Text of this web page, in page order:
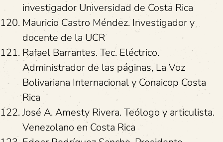
investigador Universidad de Costa Rica
Mauricio Castro Méndez. Investigador y
docente de la UCR
Rafael Barrantes. Tec. Eléctrico.
Administrador de las páginas, La Voz
Bolivariana Internacional y Conaicop Costa
Rica
José A. Amesty Rivera. Teólogo y articulista.
Venezolano en Costa Rica